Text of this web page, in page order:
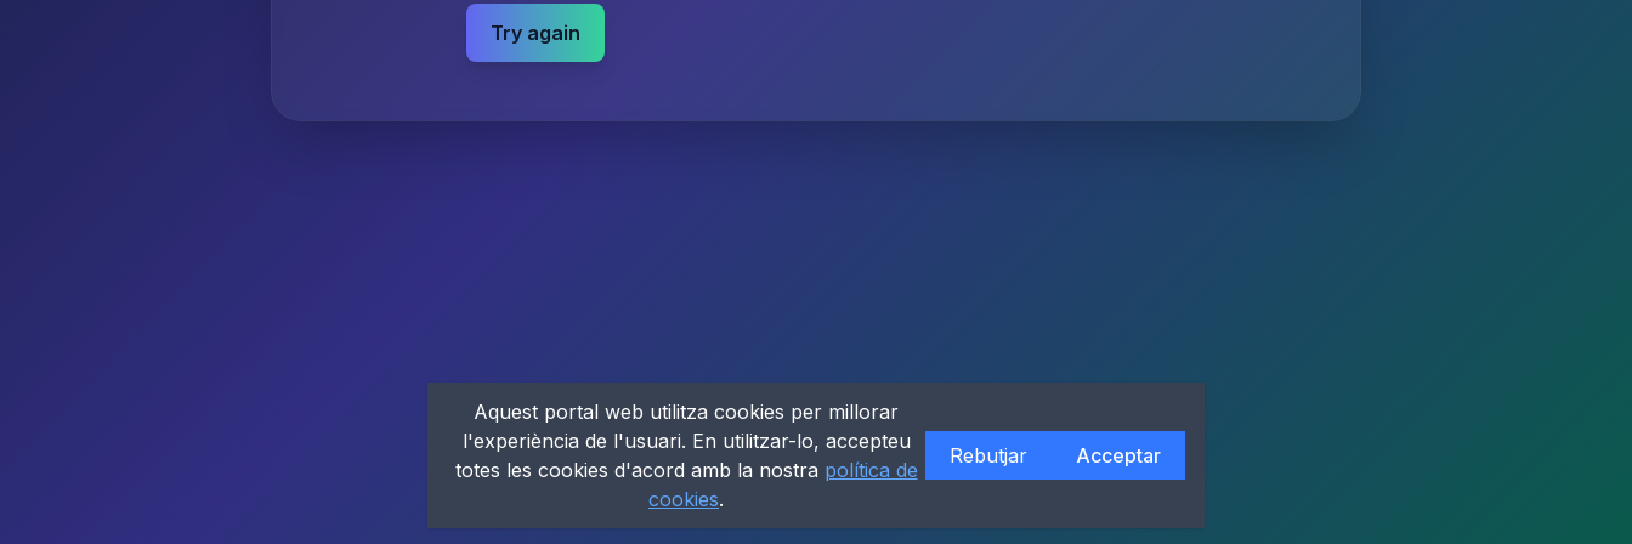
Try again
Aquest portal web utilitza cookies per millorar
l'experiència de l'usuari. En utilitzar-lo, accepteu
totes les cookies d'acord amb la nostra política de
cookies.
Rebutjar Acceptar